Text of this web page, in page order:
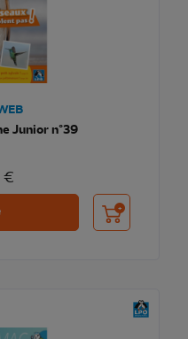
Junior n°39
€
Ajouter au